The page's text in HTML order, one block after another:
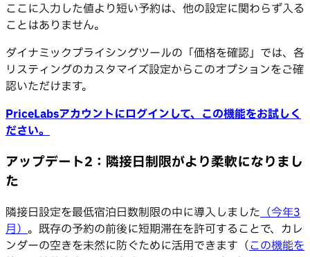
ここに入力した値より短い予約は、他の設定に関わらず入る
ことはありません。
ダイナミックプライシングツールの「価格を確認」では、各
リスティングのカスタマイズ設定からこのオプションをご確
認いただけます。
PriceLabsアカウントにログインして、この機能をお試しく
ださい。
アップデート2：隣接日制限がより柔軟になりまし
た
隣接日設定を最低宿泊日数制限の中に導入しました （今年3
月） 。既存の予約の前後に短期滞在を許可することで、カレ
ンダーの空きを未然に防ぐために活用できます（この機能を